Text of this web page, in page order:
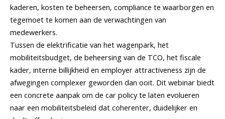
kaderen, kosten te beheersen, compliance te waarborgen en
tegemoet te komen aan de verwachtingen van
medewerkers.
Tussen de elektrificatie van het wagenpark, het
mobiliteitsbudget, de beheersing van de TCO, het fiscale
kader, interne billijkheid en employer attractiveness zijn de
afwegingen complexer geworden dan ooit. Dit webinar biedt
een concrete aanpak om de car policy te laten evolueren
naar een mobiliteitsbeleid dat coherenter, duidelijker en